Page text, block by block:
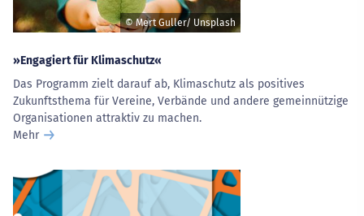
»Engagiert für Klimaschutz«
Das Programm zielt darauf ab, Klimaschutz als positives
Zukunftsthema für Vereine, Verbände und andere gemeinnützige
Organisationen attraktiv zu machen.
Mehr
© Mert Guller/ Unsplash